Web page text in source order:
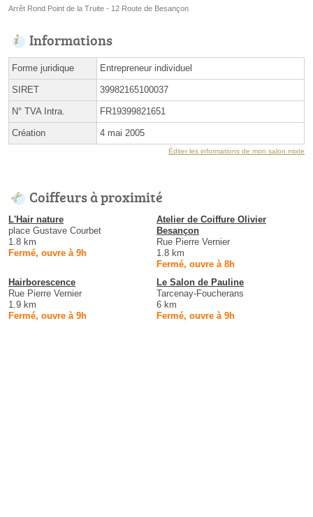
Arrêt Rond Point de la Truite - 12 Route de Besançon
Informations
Forme juridique Entrepreneur individuel
SIRET 39982165100037
N° TVA Intra. FR19399821651
Création 4 mai 2005
Éditer les informations de mon salon mixte
Coiffeurs à proximité
L'Hair nature
place Gustave Courbet
1.8 km
Fermé, ouvre à 9h
Atelier de Coiffure Olivier
Besançon
Rue Pierre Vernier
1.8 km
Fermé, ouvre à 8h
Hairborescence
Rue Pierre Vernier
1.9 km
Fermé, ouvre à 9h
Le Salon de Pauline
Tarcenay-Foucherans
6 km
Fermé, ouvre à 9h